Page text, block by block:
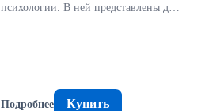
психологии. В ней представлены д…
Подробнее Купить